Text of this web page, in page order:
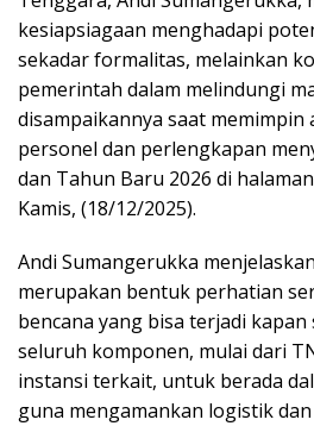
kesiapsiagaan menghadapi
sekadar formalitas, melainkan
pemerintah dalam melindungi
disampaikannya saat memimpin
personel dan perlengkapan
dan Tahun Baru 2026 di
Kamis, (18/12/2025).
​Andi Sumangerukka
merupakan bentuk perhatian
bencana yang bisa terjadi kapan
seluruh komponen, mulai dari
instansi terkait, untuk berada
guna mengamankan logistik